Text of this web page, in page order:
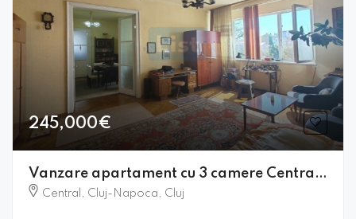
245,000€
Vanzare apartament cu 3 camere Central. Comision 0!
Central, Cluj-Napoca, Cluj